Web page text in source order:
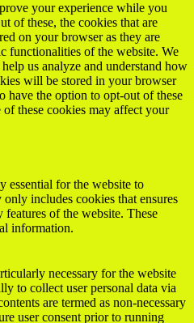
your experience while you
of these, the cookies that are
on your browser as they are
functionalities of the website. We
us analyze and understand how
will be stored in your browser
have the option to opt-out of these
these cookies may affect your
essential for the website to
includes cookies that ensures
of the website. These
information.
necessary for the website
to collect user personal data via
are termed as non-necessary
user consent prior to running